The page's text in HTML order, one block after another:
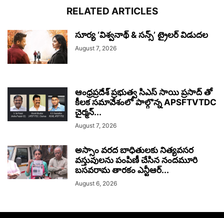
RELATED ARTICLES
సూర్య ‘విశ్వనాథ్ & సన్స్’ ట్రైలర్ విడుదల
August 7, 2026
ఆంధ్రప్రదేశ్ ప్రభుత్వ సిఎస్ సాయి ప్రసాద్ తో
కీలక సమావేశంలో పాల్గొన్న APSFTVTDC
చైర్మన్...
August 7, 2026
అస్సాం వరద బాధితులకు నిత్యవసర
వస్తువులను పంపిణీ చేసిన నందమూరి
బసవరామ తారకం ఎన్టీఆర్...
August 6, 2026